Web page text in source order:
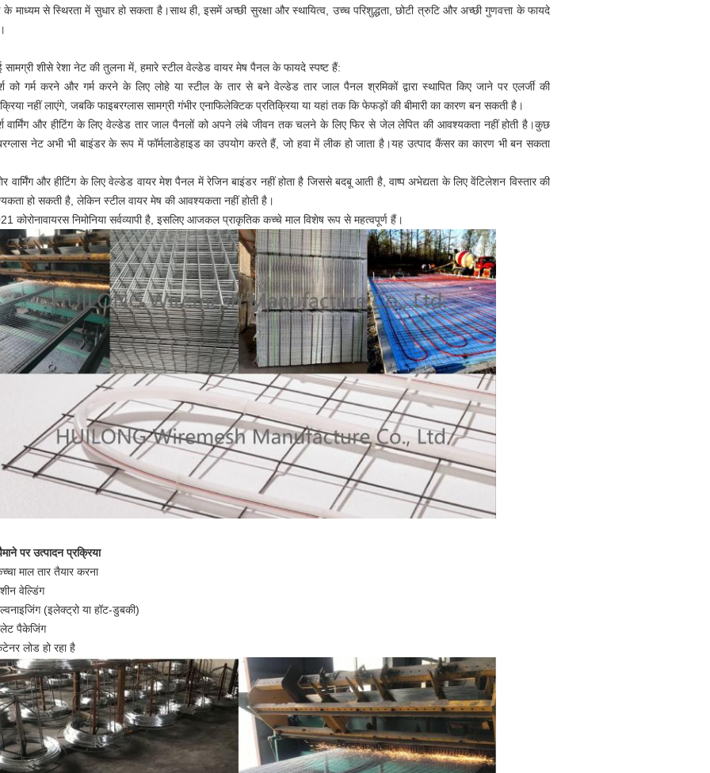
के माध्यम से स्थिरता में सुधार हो सकता है।साथ ही, इसमें अच्छी सुरक्षा और स्थायित्व, उच्च परिशुद्धता, छोटी त्रुटि और अच्छी गुणवत्ता के फायदे
सामग्री शीसे रेशा नेट की तुलना में, हमारे स्टील वेल्डेड वायर मेष पैनल के फायदे स्पष्ट हैं:
को गर्म करने और गर्म करने के लिए लोहे या स्टील के तार से बने वेल्डेड तार जाल पैनल श्रमिकों द्वारा स्थापित किए जाने पर एलर्जी की
नहीं लाएंगे, जबकि फाइबरग्लास सामग्री गंभीर एनाफिलेक्टिक प्रतिक्रिया या यहां तक ​​कि फेफड़ों की बीमारी का कारण बन सकती है।
वार्मिंग और हीटिंग के लिए वेल्डेड तार जाल पैनलों को अपने लंबे जीवन तक चलने के लिए फिर से जेल लेपित की आवश्यकता नहीं होती है।कुछ
नेट अभी भी बाइंडर के रूप में फॉर्मलाडेहाइड का उपयोग करते हैं, जो हवा में लीक हो जाता है।यह उत्पाद कैंसर का कारण भी बन सकता
वार्मिंग और हीटिंग के लिए वेल्डेड वायर मेश पैनल में रेजिन बाइंडर नहीं होता है जिससे बदबू आती है, वाष्प अभेद्यता के लिए वेंटिलेशन विस्तार की
हो सकती है, लेकिन स्टील वायर मेष की आवश्यकता नहीं होती है।
कोरोनावायरस निमोनिया सर्वव्यापी है, इसलिए आजकल प्राकृतिक कच्चे माल विशेष रूप से महत्वपूर्ण हैं।
पर उत्पादन प्रक्रिया
माल तार तैयार करना
वेल्डिंग
(इलेक्ट्रो या हॉट-डुबकी)
पैकेजिंग
लोड हो रहा है